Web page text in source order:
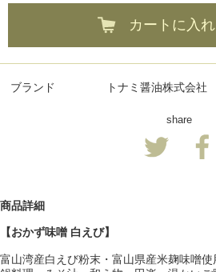
カートに入
ブランド トナミ醤油株式会社
share
商品詳細
【おかず味噌 白えび】
富山湾産白えび粉末・富山県産米麹味噌使